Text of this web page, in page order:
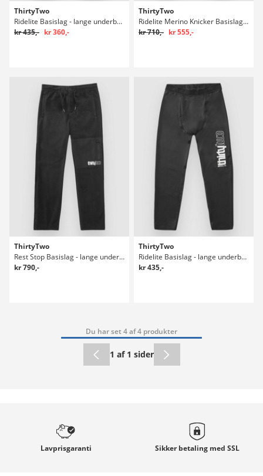
ThirtyTwo
Ridelite Basislag - lange underbukser
kr 435,- kr 360,-
ThirtyTwo
Ridelite Merino Knicker Basislag - lange underbukser
kr 710,- kr 555,-
ThirtyTwo
Rest Stop Basislag - lange underbukser
kr 790,-
ThirtyTwo
Ridelite Basislag - lange underbukser
kr 435,-
Du har set 4 af 4 produkter
1 af 1 sider
Lavprisgaranti Sikker betaling med SSL